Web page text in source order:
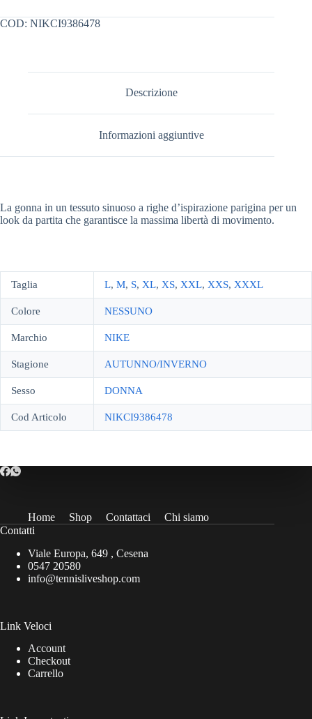
COD: NIKCI9386478
Descrizione
Informazioni aggiuntive
La gonna in un tessuto sinuoso a righe d’ispirazione parigina per un
look da partita che garantisce la massima libertà di movimento.
Taglia L, M, S, XL, XS, XXL, XXS, XXXL
Colore NESSUNO
Marchio NIKE
Stagione AUTUNNO/INVERNO
Sesso DONNA
Cod Articolo NIKCI9386478
Home Shop Contattaci
Chi siamo
Contatti
Viale Europa, 649 , Cesena
0547 20580
info@tennisliveshop.com
Link Veloci
Account
Checkout
Carrello